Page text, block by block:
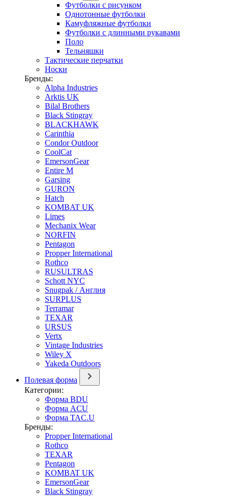
Футболки с рисунком
Однотонные футболки
Камуфляжные футболки
Футболки с длинными рукавами
Поло
Тельняшки
Тактические перчатки
Носки
Бренды:
Alpha Industries
Arktis UK
Bilal Brothers
Black Stingray
BLACKHAWK
Carinthia
Condor Outdoor
CoolCat
EmersonGear
Entire M
Garsing
GURON
Hatch
KOMBAT UK
Limes
Mechanix Wear
NORFIN
Pentagon
Propper International
Rothco
RUSULTRAS
Schott NYC
Snugpak / Англия
SURPLUS
Terramar
TEXAR
URSUS
Vertx
Vintage Industries
Wiley X
Yakeda Outdoors
Полевая форма
Категории:
Форма BDU
Форма ACU
Форма TAC.U
Бренды:
Propper International
Rothco
TEXAR
Pentagon
KOMBAT UK
EmersonGear
Black Stingray